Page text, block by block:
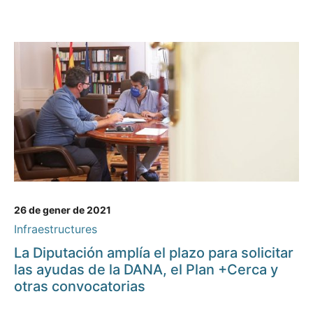
26 de gener de 2021
Infraestructures
La Diputación amplía el plazo para solicitar
las ayudas de la DANA, el Plan +Cerca y
otras convocatorias